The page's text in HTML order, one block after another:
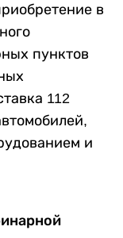
в
пунктов
112
и